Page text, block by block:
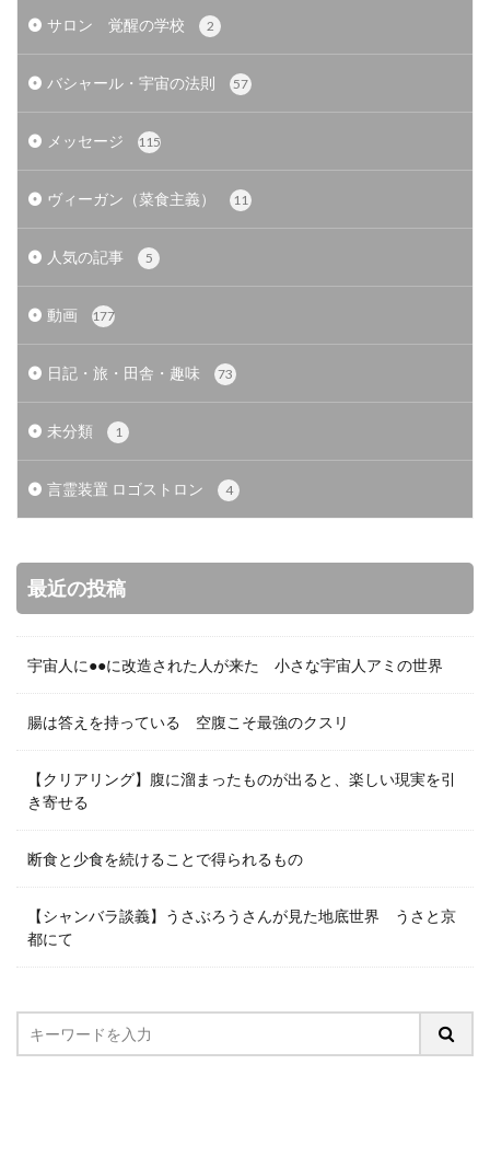
サロン 覚醒の学校 2
バシャール・宇宙の法則 57
メッセージ 115
ヴィーガン（菜食主義） 11
人気の記事 5
動画 177
日記・旅・田舎・趣味 73
未分類 1
言霊装置 ロゴストロン 4
最近の投稿
宇宙人に●●に改造された人が来た 小さな宇宙人アミの世界
腸は答えを持っている 空腹こそ最強のクスリ
【クリアリング】腹に溜まったものが出ると、楽しい現実を引
き寄せる
断食と少食を続けることで得られるもの
【シャンバラ談義】うさぶろうさんが見た地底世界 うさと京
都にて